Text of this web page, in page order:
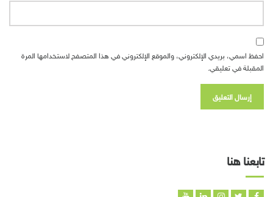
احفظ اسمي، بريدي الإلكتروني، والموقع الإلكتروني في هذا المتصفح لاستخدامها المرة
المقبلة في تعليقي.
تابعنا هنا